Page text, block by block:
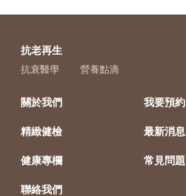
抗老再生
抗衰醫學 營養點滴
關於我們 我要預約
精緻健檢 最新消息
健康專欄 常見問題
聯絡我們